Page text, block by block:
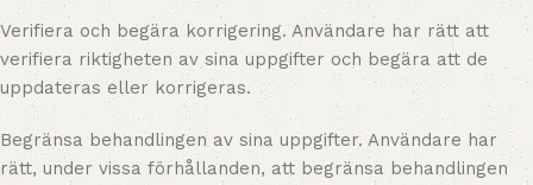
Verifiera och begära korrigering. Användare har rätt att
verifiera riktigheten av sina uppgifter och begära att de
uppdateras eller korrigeras.
Begränsa behandlingen av sina uppgifter. Användare har
rätt, under vissa förhållanden, att begränsa behandlingen